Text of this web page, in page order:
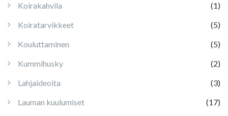
Koirakahvila
(1)
Koiratarvikkeet
(5)
Kouluttaminen
(5)
Kummihusky
(2)
Lahjaideoita
(3)
Lauman kuulumiset
(17)